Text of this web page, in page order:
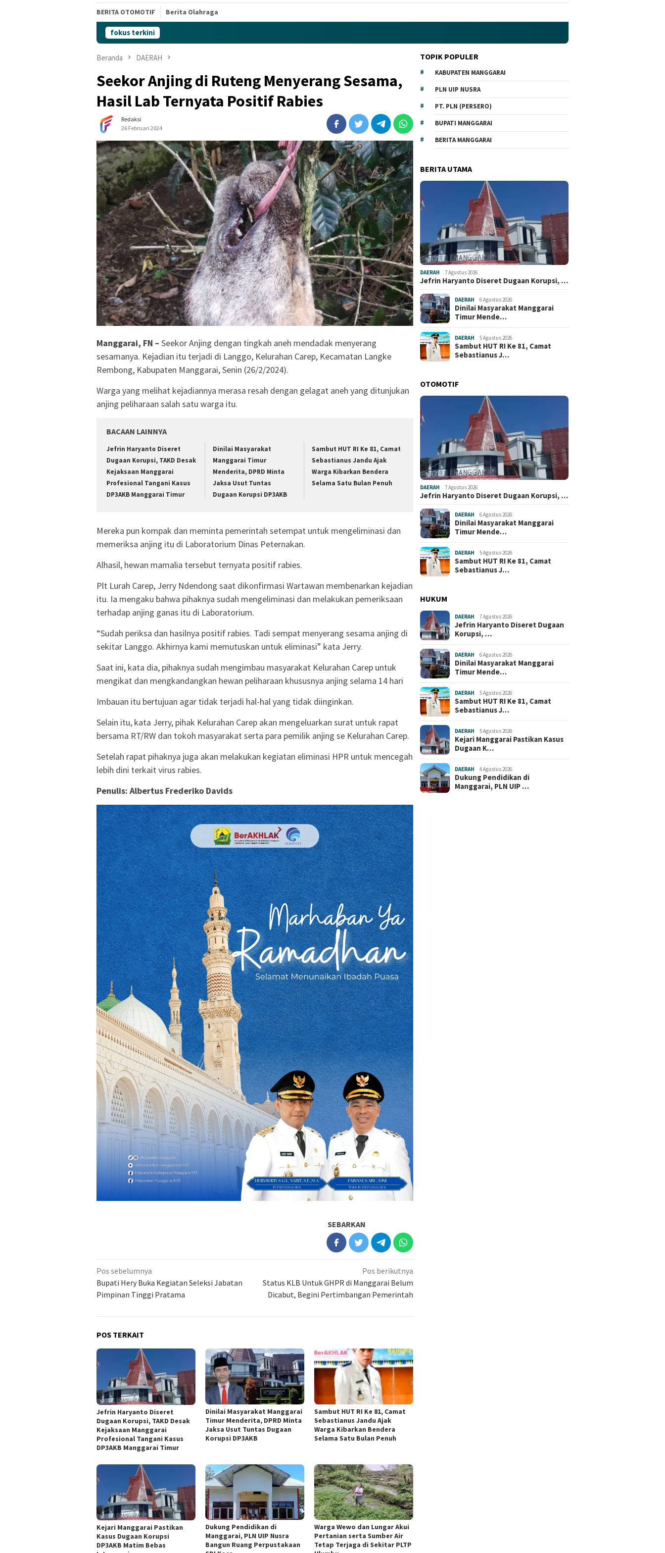
BERITA OTOMOTIF Berita Olahraga
fokus terkini
Beranda DAERAH
Seekor Anjing di Ruteng Menyerang Sesama,
Hasil Lab Ternyata Positif Rabies
Redaksi
26 Februari 2024
Manggarai, FN – Seekor Anjing dengan tingkah aneh mendadak menyerang
sesamanya. Kejadian itu terjadi di Langgo, Kelurahan Carep, Kecamatan Langke
Rembong, Kabupaten Manggarai, Senin (26/2/2024).
Warga yang melihat kejadiannya merasa resah dengan gelagat aneh yang ditunjukan
anjing peliharaan salah satu warga itu.
BACAAN LAINNYA
Jefrin Haryanto Diseret
Dugaan Korupsi, TAKD Desak
Kejaksaan Manggarai
Profesional Tangani Kasus
DP3AKB Manggarai Timur
Dinilai Masyarakat
Manggarai Timur
Menderita, DPRD Minta
Jaksa Usut Tuntas
Dugaan Korupsi DP3AKB
Sambut HUT RI Ke 81, Camat
Sebastianus Jandu Ajak
Warga Kibarkan Bendera
Selama Satu Bulan Penuh
Mereka pun kompak dan meminta pemerintah setempat untuk mengeliminasi dan
memeriksa anjing itu di Laboratorium Dinas Peternakan.
Alhasil, hewan mamalia tersebut ternyata positif rabies.
Plt Lurah Carep, Jerry Ndendong saat dikonfirmasi Wartawan membenarkan kejadian
itu. Ia mengaku bahwa pihaknya sudah mengeliminasi dan melakukan pemeriksaan
terhadap anjing ganas itu di Laboratorium.
“Sudah periksa dan hasilnya positif rabies. Tadi sempat menyerang sesama anjing di
sekitar Langgo. Akhirnya kami memutuskan untuk eliminasi” kata Jerry.
Saat ini, kata dia, pihaknya sudah mengimbau masyarakat Kelurahan Carep untuk
mengikat dan mengkandangkan hewan peliharaan khususnya anjing selama 14 hari
Imbauan itu bertujuan agar tidak terjadi hal-hal yang tidak diinginkan.
Selain itu, kata Jerry, pihak Kelurahan Carep akan mengeluarkan surat untuk rapat
bersama RT/RW dan tokoh masyarakat serta para pemilik anjing se Kelurahan Carep.
Setelah rapat pihaknya juga akan melakukan kegiatan eliminasi HPR untuk mencegah
lebih dini terkait virus rabies.
Penulis: Albertus Frederiko Davids
SEBARKAN
Navigasi
pos
Pos sebelumnya
Bupati Hery Buka Kegiatan Seleksi Jabatan
Pimpinan Tinggi Pratama
Pos berikutnya
Status KLB Untuk GHPR di Manggarai Belum
Dicabut, Begini Pertimbangan Pemerintah
POS TERKAIT
Jefrin Haryanto Diseret
Dugaan Korupsi, TAKD Desak
Kejaksaan Manggarai
Profesional Tangani Kasus
DP3AKB Manggarai Timur
Dinilai Masyarakat Manggarai
Timur Menderita, DPRD Minta
Jaksa Usut Tuntas Dugaan
Korupsi DP3AKB
Sambut HUT RI Ke 81, Camat
Sebastianus Jandu Ajak
Warga Kibarkan Bendera
Selama Satu Bulan Penuh
Kejari Manggarai Pastikan
Kasus Dugaan Korupsi
DP3AKB Matim Bebas
Dukung Pendidikan di
Manggarai, PLN UIP Nusra
Bangun Ruang Perpustakaan
Warga Wewo dan Lungar Akui
Pertanian serta Sumber Air
Tetap Terjaga di Sekitar PLTP
TOPIK POPULER
KABUPATEN MANGGARAI
PLN UIP NUSRA
PT. PLN (PERSERO)
BUPATI MANGGARAI
BERITA MANGGARAI
BERITA UTAMA
DAERAH 7 Agustus 2026
Jefrin Haryanto Diseret Dugaan Korupsi, …
DAERAH 6 Agustus 2026
Dinilai Masyarakat Manggarai
Timur Mende…
DAERAH 5 Agustus 2026
Sambut HUT RI Ke 81, Camat
Sebastianus J…
OTOMOTIF
DAERAH 7 Agustus 2026
Jefrin Haryanto Diseret Dugaan Korupsi, …
DAERAH 6 Agustus 2026
Dinilai Masyarakat Manggarai
Timur Mende…
DAERAH 5 Agustus 2026
Sambut HUT RI Ke 81, Camat
Sebastianus J…
HUKUM
DAERAH 7 Agustus 2026
Jefrin Haryanto Diseret Dugaan
Korupsi, …
DAERAH 6 Agustus 2026
Dinilai Masyarakat Manggarai
Timur Mende…
DAERAH 5 Agustus 2026
Sambut HUT RI Ke 81, Camat
Sebastianus J…
DAERAH 5 Agustus 2026
Kejari Manggarai Pastikan Kasus
Dugaan K…
DAERAH 4 Agustus 2026
Dukung Pendidikan di
Manggarai, PLN UIP …